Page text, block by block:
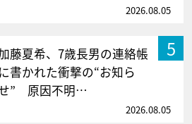
2026.08.05
5
藤夏希、7歳長男の連絡帳
に書かれた衝撃の“お知ら
” 原因不明…
2026.08.05